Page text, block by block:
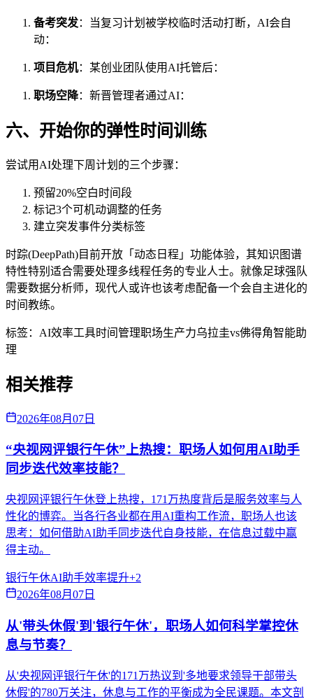
备考突发：当复习计划被学校临时活动打断，AI会自
动：
项目危机：某创业团队使用AI托管后：
职场空降：新晋管理者通过AI：
六、开始你的弹性时间训练
尝试用AI处理下周计划的三个步骤：
预留20%空白时间段
标记3个可机动调整的任务
建立突发事件分类标签
时踪(DeepPath)目前开放「动态日程」功能体验，其知识图谱
特性特别适合需要处理多线程任务的专业人士。就像足球强队
需要数据分析师，现代人或许也该考虑配备一个会自主进化的
时间教练。
标签： AI效率工具时间管理职场生产力乌拉圭vs佛得角智能助
理
相关推荐
2026年08月07日
“央视网评银行午休”上热搜：职场人如何用AI助手
同步迭代效率技能？
央视网评银行午休登上热搜，171万热度背后是服务效率与人
性化的博弈。当各行各业都在用AI重构工作流，职场人也该
思考：如何借助AI助手同步迭代自身技能，在信息过载中赢
得主动。
银行午休AI助手效率提升+2
2026年08月07日
从'带头休假'到'银行午休'，职场人如何科学掌控休
息与节奏？
从'央视网评银行午休'的171万热议到'多地要求领导干部带头
休假'的780万关注，休息与工作的平衡成为全民课题。本文剖